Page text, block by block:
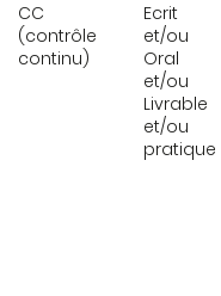
CC
(contrôle
continu)
Ecrit
et/ou
Oral
et/ou
Livrable
et/ou
pratique